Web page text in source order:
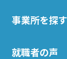
事業所を探す
就職者の声